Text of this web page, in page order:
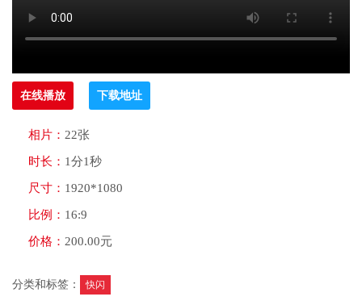
在线播放 下载地址
相片： 22张
时长： 1分1秒
尺寸： 1920*1080
比例： 16:9
价格： 200.00元
分类和标签： 快闪